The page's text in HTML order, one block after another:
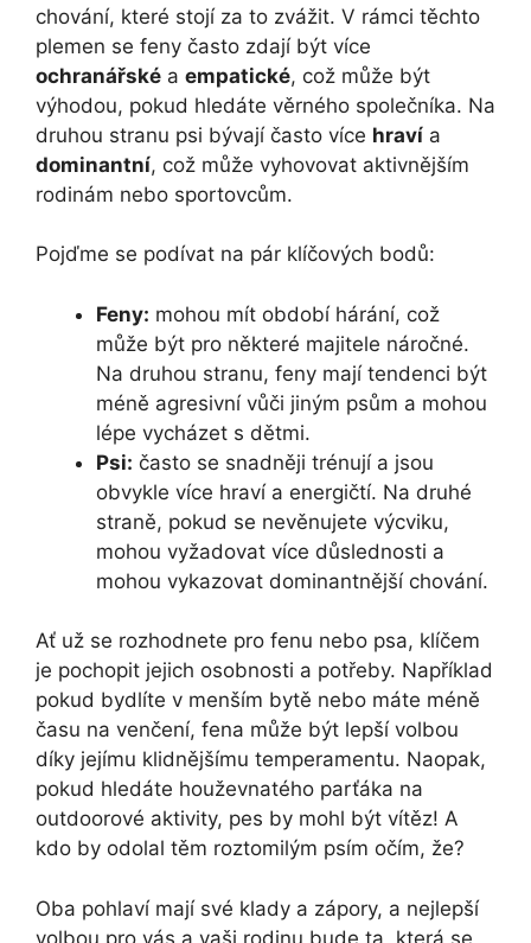
chování, které stojí za to zvážit. V rámci těchto
plemen se feny často zdají být více
ochranářské a empatické, což může být
výhodou, pokud hledáte věrného společníka. Na
druhou stranu psi bývají často více hraví a
dominantní, což může vyhovovat aktivnějším
rodinám nebo sportovcům.
Pojďme se podívat na pár klíčových bodů:
Feny: mohou mít období hárání, což
může být pro některé majitele náročné.
Na druhou stranu, feny mají tendenci být
méně agresivní vůči jiným psům a mohou
lépe vycházet s dětmi.
Psi: často se snadněji trénují a jsou
obvykle více hraví a energičtí. Na druhé
straně, pokud se nevěnujete výcviku,
mohou vyžadovat více důslednosti a
mohou vykazovat dominantnější chování.
Ať už se rozhodnete pro fenu nebo psa, klíčem
je pochopit jejich osobnosti a potřeby. Například
pokud bydlíte v menším bytě nebo máte méně
času na venčení, fena může být lepší volbou
díky jejímu klidnějšímu temperamentu. Naopak,
pokud hledáte houževnatého parťáka na
outdoorové aktivity, pes by mohl být vítěz! A
kdo by odolal těm roztomilým psím očím, že?
Oba pohlaví mají své klady a zápory, a nejlepší
volbou pro vás a vaši rodinu bude ta, která se